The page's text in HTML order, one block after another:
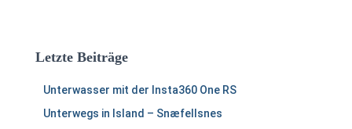
n
Letzte Beiträge
Unterwasser mit der Insta360 One RS
Unterwegs in Island – Snæfellsnes